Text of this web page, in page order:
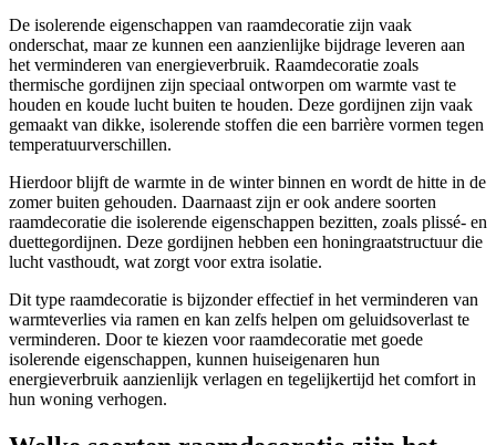
De isolerende eigenschappen van raamdecoratie zijn vaak
onderschat, maar ze kunnen een aanzienlijke bijdrage leveren aan
het verminderen van energieverbruik. Raamdecoratie zoals
thermische gordijnen zijn speciaal ontworpen om warmte vast te
houden en koude lucht buiten te houden. Deze gordijnen zijn vaak
gemaakt van dikke, isolerende stoffen die een barrière vormen tegen
temperatuurverschillen.
Hierdoor blijft de warmte in de winter binnen en wordt de hitte in de
zomer buiten gehouden. Daarnaast zijn er ook andere soorten
raamdecoratie die isolerende eigenschappen bezitten, zoals plissé- en
duettegordijnen. Deze gordijnen hebben een honingraatstructuur die
lucht vasthoudt, wat zorgt voor extra isolatie.
Dit type raamdecoratie is bijzonder effectief in het verminderen van
warmteverlies via ramen en kan zelfs helpen om geluidsoverlast te
verminderen. Door te kiezen voor raamdecoratie met goede
isolerende eigenschappen, kunnen huiseigenaren hun
energieverbruik aanzienlijk verlagen en tegelijkertijd het comfort in
hun woning verhogen.